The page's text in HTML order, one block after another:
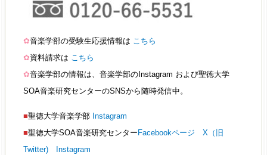
✿音楽学部の受験生応援情報は こちら
✿資料請求は こちら
✿音楽学部の情報は、音楽学部のInstagram および聖徳大学
SOA音楽研究センターのSNSから随時発信中。
■聖徳大学音楽学部 Instagram
■聖徳大学SOA音楽研究センター Facebookページ
X（旧
Twitter)
Instagram